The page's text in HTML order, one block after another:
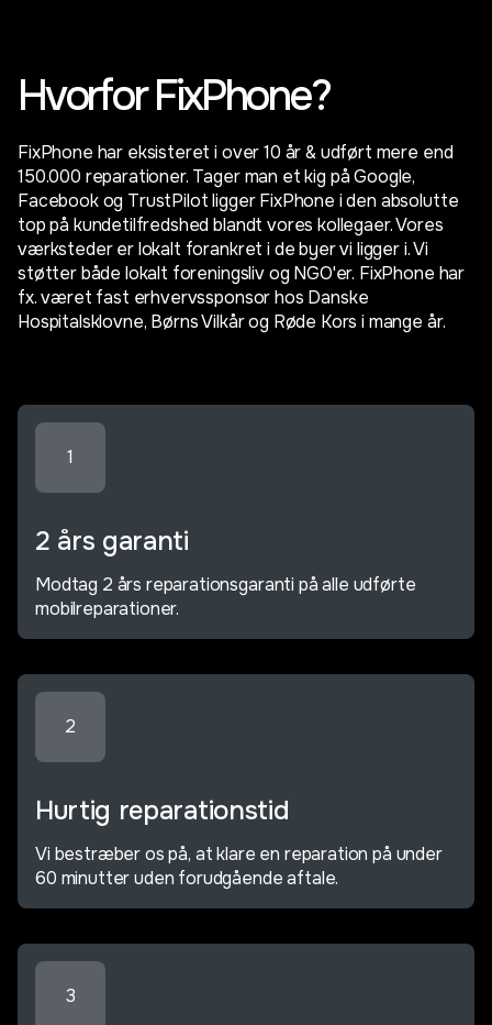
Hvorfor FixPhone?
FixPhone har eksisteret i over 10 år & udført mere end
150.000 reparationer. Tager man et kig på Google,
Facebook og TrustPilot ligger FixPhone i den absolutte
top på kundetilfredshed blandt vores kollegaer. Vores
værksteder er lokalt forankret i de byer vi ligger i. Vi
støtter både lokalt foreningsliv og NGO'er. FixPhone har
fx. været fast erhvervssponsor hos Danske
Hospitalsklovne, Børns Vilkår og Røde Kors i mange år.
1
2 års garanti
Modtag 2 års reparationsgaranti på alle udførte
mobilreparationer.
2
Hurtig reparationstid
Vi bestræber os på, at klare en reparation på under
60 minutter uden forudgående aftale.
3